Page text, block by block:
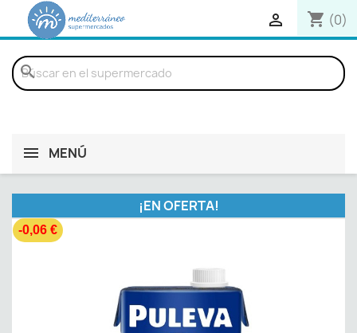
shopping_cart (0)

search
MENÚ
¡EN OFERTA!
-0,06 €